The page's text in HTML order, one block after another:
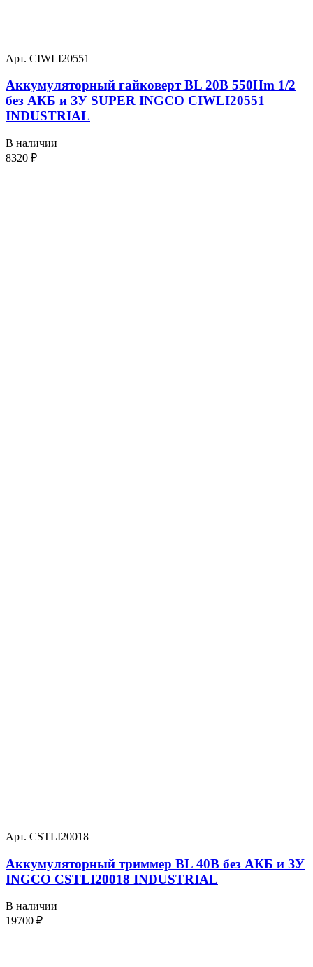
Арт. CIWLI20551
Аккумуляторный гайковерт BL 20В 550Hm 1/2
без АКБ и ЗУ SUPER INGCO CIWLI20551
INDUSTRIAL
В наличии
8320 ₽
Арт. CSTLI20018
Аккумуляторный триммер BL 40В без АКБ и ЗУ
INGCO CSTLI20018 INDUSTRIAL
В наличии
19700 ₽